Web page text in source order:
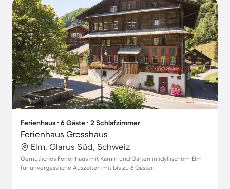
Ferienhaus ∙ 6 Gäste ∙ 2 Schlafzimmer
Ferienhaus Grosshaus
Elm, Glarus Süd, Schweiz
Gemütliches Ferienhaus mit Kamin und Garten in idyllischem Elm
für unvergessliche Auszeiten mit bis zu 6 Gästen